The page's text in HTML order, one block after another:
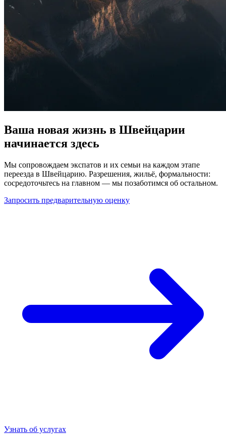
Ваша новая жизнь в Швейцарии
начинается здесь
Мы сопровождаем экспатов и их семьи на каждом этапе
переезда в Швейцарию. Разрешения, жильё, формальности:
сосредоточьтесь на главном — мы позаботимся об остальном.
Запросить предварительную оценку
Узнать об услугах